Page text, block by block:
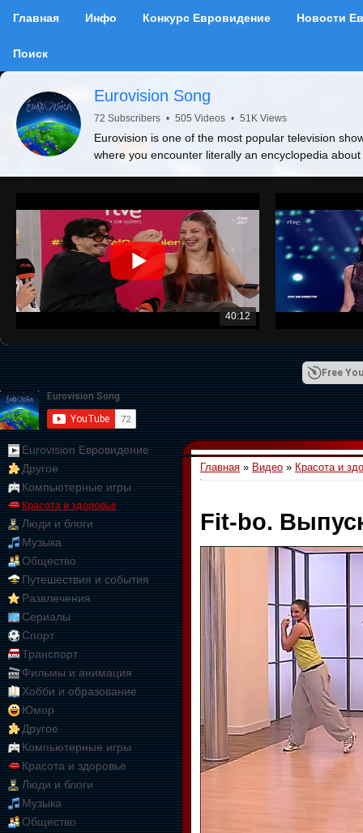
Главная Инфо Конкурс Евровидение Новости
Поиск
Eurovision Song
72 Subscribers • 505 Videos • 51K Views
Eurovision is one of the most popular television
where you encounter literally an encyclopedia
40:12
Free
Eurovision Евровидение
Другое
Компьютерные игры
Красота и здоровье
Люди и блоги
Музыка
Общество
Путешествия и события
Развлечения
Сериалы
Спорт
Транспорт
Фильмы и анимация
Хобби и образование
Юмор
Другое
Компьютерные игры
Красота и здоровье
Люди и блоги
Музыка
Общество
Главная » Видео » Красота и
Fit-bo.